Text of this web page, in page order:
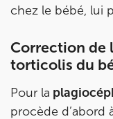
chez le bébé, lui
Correction de
torticolis du
Pour la
procède d’abord